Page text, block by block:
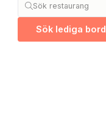
Sök restaurang
Sök lediga bord